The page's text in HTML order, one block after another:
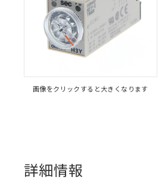
画像をクリックすると大きくなります
詳細情報